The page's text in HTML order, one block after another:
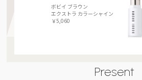
ボビイ ブラウン
エクストラ カラーシャイン
￥5,060
Present